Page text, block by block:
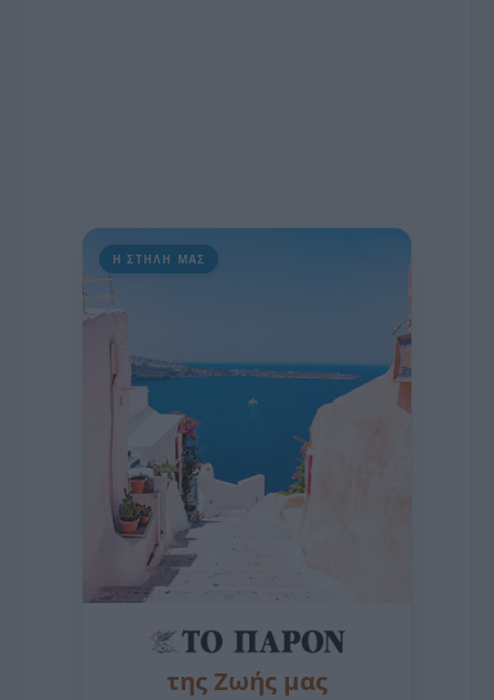
Η ΣΤΗΛΗ ΜΑΣ
της Ζωής μας